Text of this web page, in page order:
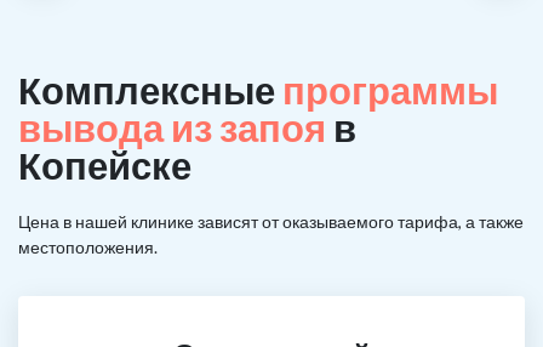
Комплексные программы
вывода из запоя в
Копейске
Цена в нашей клинике зависят от оказываемого тарифа, а также
местоположения.